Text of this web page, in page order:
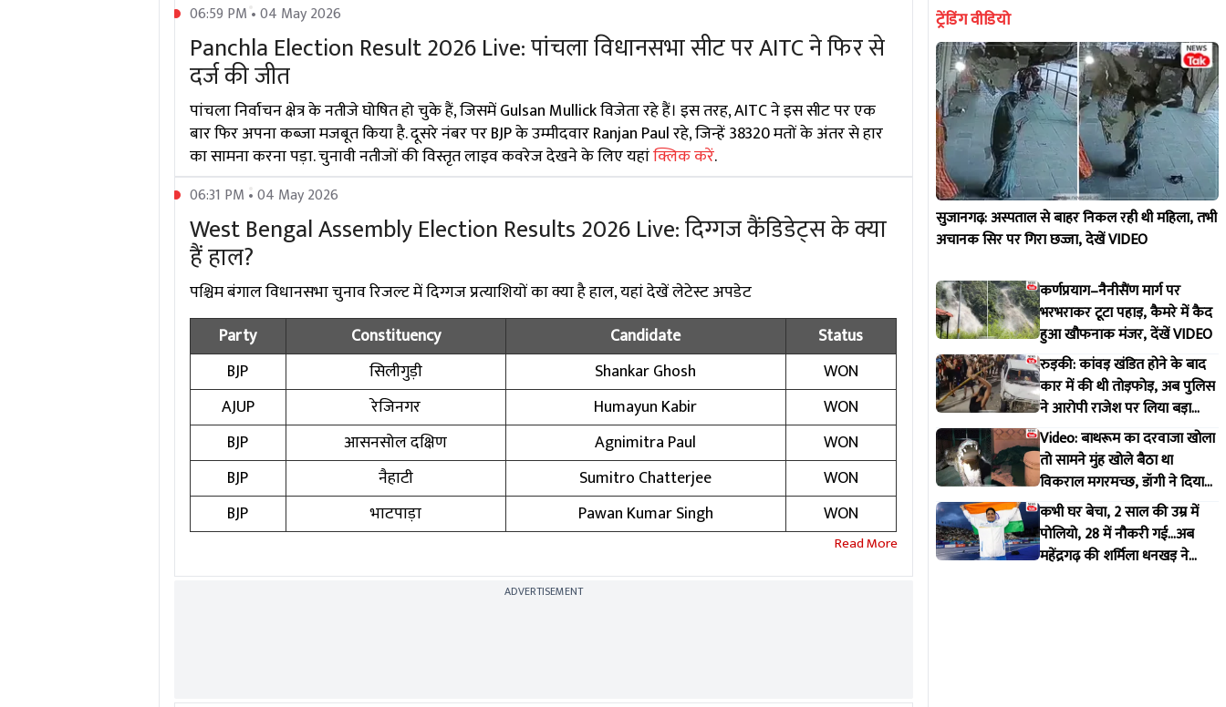
06:59 PM • 04 May 2026
Panchla Election Result 2026 Live: पांचला विधानसभा सीट पर AITC ने फिर से
दर्ज की जीत
पांचला निर्वाचन क्षेत्र के नतीजे घोषित हो चुके हैं, जिसमें Gulsan Mullick विजेता रहे हैं। इस तरह, AITC ने इस सीट पर एक
बार फिर अपना कब्जा मजबूत किया है. दूसरे नंबर पर BJP के उम्मीदवार Ranjan Paul रहे, जिन्हें 38320 मतों के अंतर से हार
का सामना करना पड़ा. चुनावी नतीजों की विस्तृत लाइव कवरेज देखने के लिए यहांक्लिक करें.
06:31 PM • 04 May 2026
West Bengal Assembly Election Results 2026 Live: दिग्गज कैंडिडेट्स के क्या
हैं हाल?
पश्चिम बंगाल विधानसभा चुनाव रिजल्ट में दिग्गज प्रत्याशियों का क्या है हाल, यहां देखें लेटेस्ट अपडेट
Party
Constituency Candidate
Status
BJP
सिलीगुड़ी Shankar Ghosh
WON
AJUP
रेजिनगर Humayun Kabir
WON
BJP
आसनसोल दक्षिण Agnimitra Paul
WON
BJP
नैहाटी Sumitro Chatterjee
WON
BJP
भाटपाड़ा Pawan Kumar Singh WON
ADVERTISEMENT
ट्रेंडिंग वीडियो
सुजानगढ़: अस्पताल से बाहर निकल रही थी महिला, तभी
अचानक सिर पर गिरा छज्जा, देखें VIDEO
कर्णप्रयाग–नैनीसैंण मार्ग पर
भरभराकर टूटा पहाड़, कैमरे में कैद
हुआ खौफनाक मंजर, देंखें VIDEO
रुड़की: कांवड़ खंडित होने के बाद
कार में की थी तोड़फोड़, अब पुलिस
ने आरोपी राजेश पर लिया बड़ा
एक्शन
Video: बाथरूम का दरवाजा खोला
तो सामने मुंह खोले बैठा था
विकराल मगरमच्छ, डॉगी ने दिया
मकान मालिक को इशारा
कभी घर बेचा, 2 साल की उम्र में
पोलियो, 28 में नौकरी गई...अब
महेंद्रगढ़ की शर्मिला धनखड़ ने